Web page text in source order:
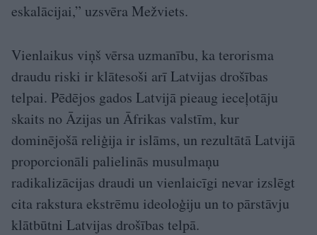
eskalācijai,” uzsvēra Mežviets.
Vienlaikus viņš vērsa uzmanību, ka terorisma
draudu riski ir klātesoši arī Latvijas drošības
telpai. Pēdējos gados Latvijā pieaug ieceļotāju
skaits no Āzijas un Āfrikas valstīm, kur
dominējošā reliģija ir islāms, un rezultātā Latvijā
proporcionāli palielinās musulmaņu
radikalizācijas draudi un vienlaicīgi nevar izslēgt
cita rakstura ekstrēmu ideoloģiju un to pārstāvju
klātbūtni Latvijas drošības telpā.